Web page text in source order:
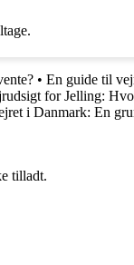
• En guide til
for Jelling:
i Danmark: En
tilladt.